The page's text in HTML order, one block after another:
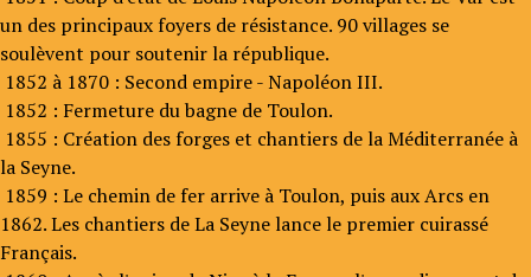
un des principaux foyers de résistance. 90 villages se
soulèvent pour soutenir la république.
1852 à 1870 : Second empire - Napoléon III.
1852 : Fermeture du bagne de Toulon.
1855 : Création des forges et chantiers de la Méditerranée à
la Seyne.
1859 : Le chemin de fer arrive à Toulon, puis aux Arcs en
1862. Les chantiers de La Seyne lance le premier cuirassé
Français.